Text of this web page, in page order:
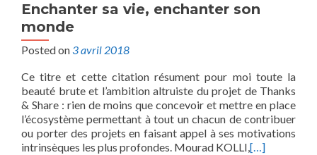
Enchanter sa vie, enchanter son
monde
Posted on 3 avril 2018
Ce titre et cette citation résument pour moi toute la
beauté brute et l’ambition altruiste du projet de Thanks
& Share : rien de moins que concevoir et mettre en place
l’écosystème permettant à tout un chacun de contribuer
ou porter des projets en faisant appel à ses motivations
intrinsèques les plus profondes. Mourad KOLLI,[…]